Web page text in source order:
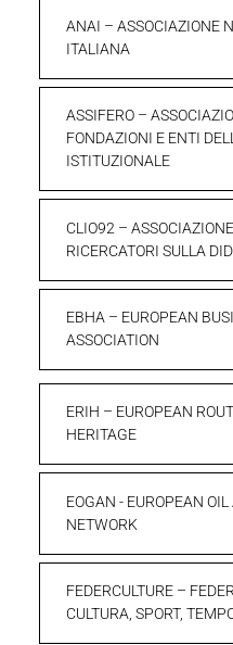
ANAI – ASSOCIAZIONE
ITALIANA
ASSIFERO –
FONDAZIONI E ENTI
ISTITUZIONALE
CLIO92 –
RICERCATORI SULLA
EBHA – EUROPEAN
ASSOCIATION
ERIH – EUROPEAN
HERITAGE
EOGAN - EUROPEAN
NETWORK
FEDERCULTURE –
CULTURA, SPORT,